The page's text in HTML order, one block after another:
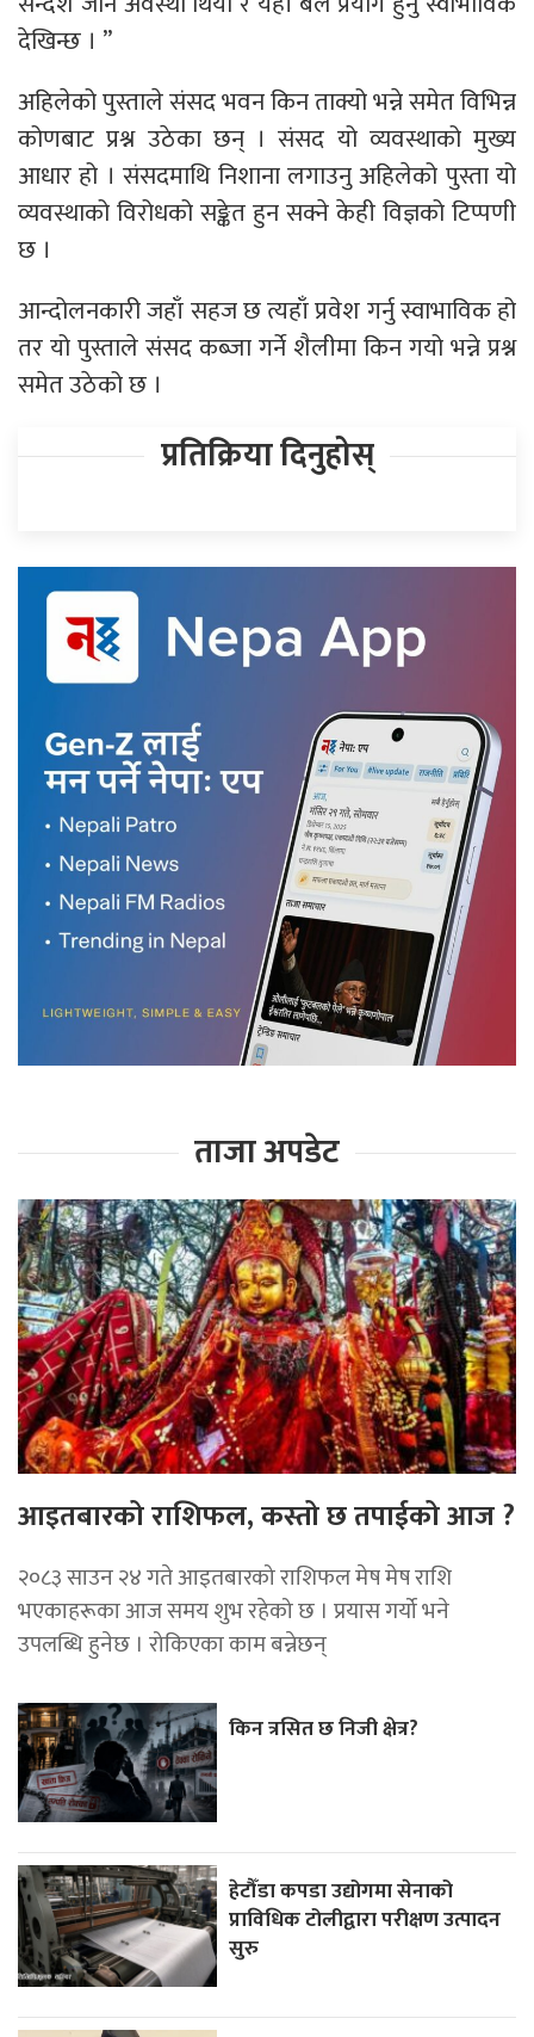
देखिन्छ । ”
अहिलेको पुस्ताले संसद भवन किन ताक्यो भन्ने समेत विभिन्न
कोणबाट प्रश्न उठेका छन् । संसद यो व्यवस्थाको मुख्य
आधार हो । संसदमाथि निशाना लगाउनु अहिलेको पुस्ता यो
व्यवस्थाको विरोधको सङ्केत हुन सक्ने केही विज्ञको टिप्पणी
छ ।
आन्दोलनकारी जहाँ सहज छ त्यहाँ प्रवेश गर्नु स्वाभाविक हो
तर यो पुस्ताले संसद कब्जा गर्ने शैलीमा किन गयो भन्ने प्रश्न
समेत उठेको छ ।
प्रतिक्रिया दिनुहोस्
ताजा अपडेट
आइतबारको राशिफल, कस्तो छ तपाईको आज ?
२०८३ साउन २४ गते आइतबारको राशिफल मेष मेष राशि
भएकाहरूका आज समय शुभ रहेको छ । प्रयास गर्यो भने
उपलब्धि हुनेछ । रोकिएका काम बन्नेछन्
किन त्रसित छ निजी क्षेत्र?
हेटौँडा कपडा उद्योगमा सेनाको
प्राविधिक टोलीद्वारा परीक्षण उत्पादन
सुरु